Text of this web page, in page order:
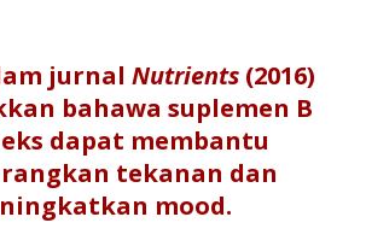
jurnal Nutrients (2016)
bahawa suplemen B
dapat membantu
tekanan dan
mood.